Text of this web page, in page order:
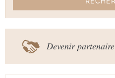
Devenir partenaire